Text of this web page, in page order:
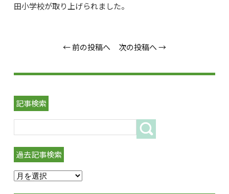
田小学校が取り上げられました。
← 前の投稿へ 次の投稿へ →
記事検索
過去記事検索